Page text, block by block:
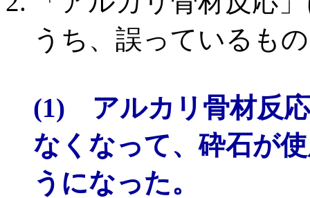
うち、誤っているも
(1) アルカリ骨材反
なくなって、砕石が
うになった。